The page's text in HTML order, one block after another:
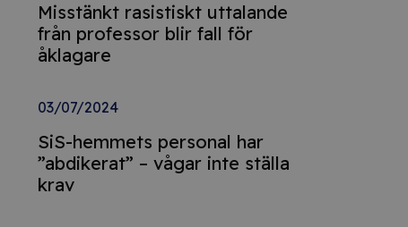
Misstänkt rasistiskt uttalande
från professor blir fall för
åklagare
03/07/2024
SiS-hemmets personal har
”abdikerat” – vågar inte ställa
krav